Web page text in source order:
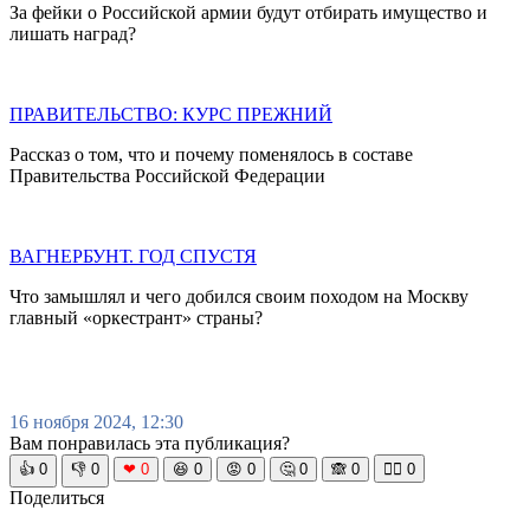
За фейки о Российской армии будут отбирать имущество и
лишать наград?
ПРАВИТЕЛЬСТВО: КУРС ПРЕЖНИЙ
Рассказ о том, что и почему поменялось в составе
Правительства Российской Федерации
ВАГНЕРБУНТ. ГОД СПУСТЯ
Что замышлял и чего добился своим походом на Москву
главный «оркестрант» страны?
16 ноября 2024, 12:30
Вам понравилась эта публикация?
👍 0 👎 0 ❤ 0 😆 0 😡 0 🤔 0 🙈 0 🧘‍♀️ 0
Поделиться